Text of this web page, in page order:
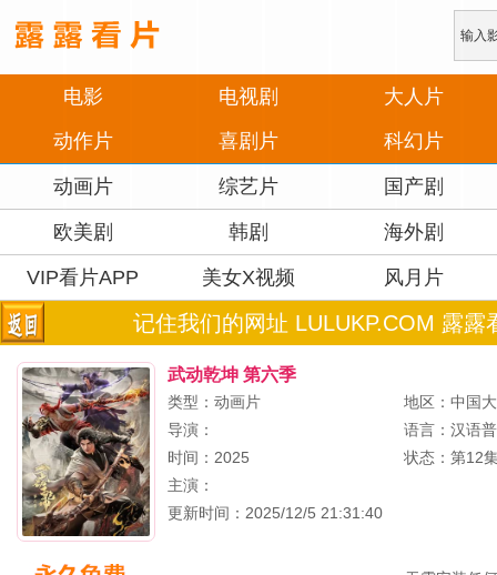
电影 电视剧
大人片
动作片
喜剧片 科幻片
动画片 综艺片 国产剧
欧美剧 韩剧 海外剧
VIP看片APP 美女X视频 风月片
记住我们的网址 LULUKP.COM 露露
武动乾坤 第六季
类型：动画片
地区：中国
导演：
语言：汉语
时间：2025
状态：第12
主演：
更新时间：2025/12/5 21:31:40